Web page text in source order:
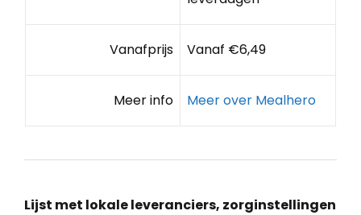
Vanafprijs Vanaf €6,49
Meer info Meer over Mealhero
Lijst met lokale leveranciers, zorginstellingen